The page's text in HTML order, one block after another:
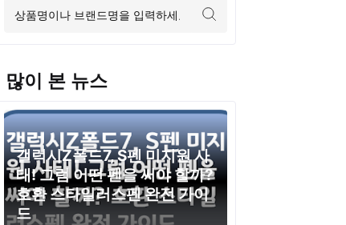
많이 본 뉴스
갤럭시Z폴드7, S펜 미지원 사
태! 그럼 어떤 펜을 써야 할까?
호환 스타일러스펜 완전 가이
드